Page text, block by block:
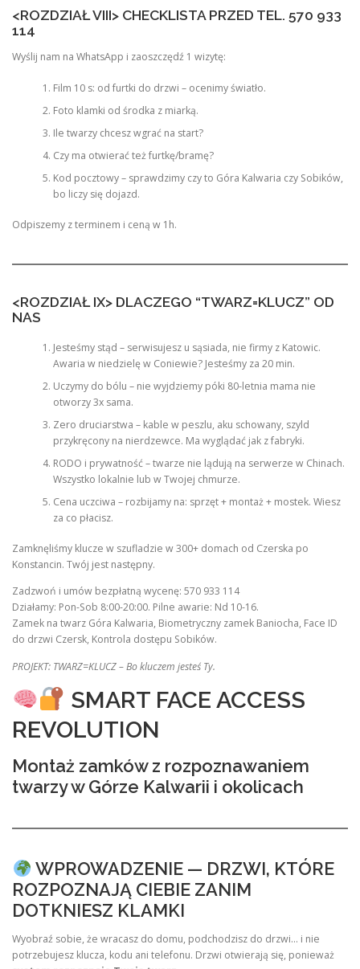
<ROZDZIAŁ VIII> CHECKLISTA PRZED TEL. 570 933
114
Wyślij nam na WhatsApp i zaoszczędź 1 wizytę:
Film 10 s: od furtki do drzwi – ocenimy światło.
Foto klamki od środka z miarką.
Ile twarzy chcesz wgrać na start?
Czy ma otwierać też furtkę/bramę?
Kod pocztowy – sprawdzimy czy to Góra Kalwaria czy Sobików,
bo liczy się dojazd.
Odpiszemy z terminem i ceną w 1h.
<ROZDZIAŁ IX> DLACZEGO “TWARZ=KLUCZ” OD
NAS
Jesteśmy stąd – serwisujesz u sąsiada, nie firmy z Katowic.
Awaria w niedzielę w Coniewie? Jesteśmy za 20 min.
Uczymy do bólu – nie wyjdziemy póki 80-letnia mama nie
otworzy 3x sama.
Zero druciarstwa – kable w peszlu, aku schowany, szyld
przykręcony na nierdzewce. Ma wyglądać jak z fabryki.
RODO i prywatność – twarze nie lądują na serwerze w Chinach.
Wszystko lokalnie lub w Twojej chmurze.
Cena uczciwa – rozbijamy na: sprzęt + montaż + mostek. Wiesz
za co płacisz.
Zamknęliśmy klucze w szufladzie w 300+ domach od Czerska po
Konstancin. Twój jest następny.
Zadzwoń i umów bezpłatną wycenę: 570 933 114
Działamy: Pon-Sob 8:00-20:00. Pilne awarie: Nd 10-16.
Zamek na twarz Góra Kalwaria, Biometryczny zamek Baniocha, Face ID
do drzwi Czersk, Kontrola dostępu Sobików.
PROJEKT: TWARZ=KLUCZ – Bo kluczem jesteś Ty.
SMART FACE ACCESS
REVOLUTION
Montaż zamków z rozpoznawaniem
twarzy w Górze Kalwarii i okolicach
WPROWADZENIE — DRZWI, KTÓRE
ROZPOZNAJĄ CIEBIE ZANIM
DOTKNIESZ KLAMKI
Wyobraź sobie, że wracasz do domu, podchodzisz do drzwi… i nie
potrzebujesz klucza, kodu ani telefonu. Drzwi otwierają się, ponieważ